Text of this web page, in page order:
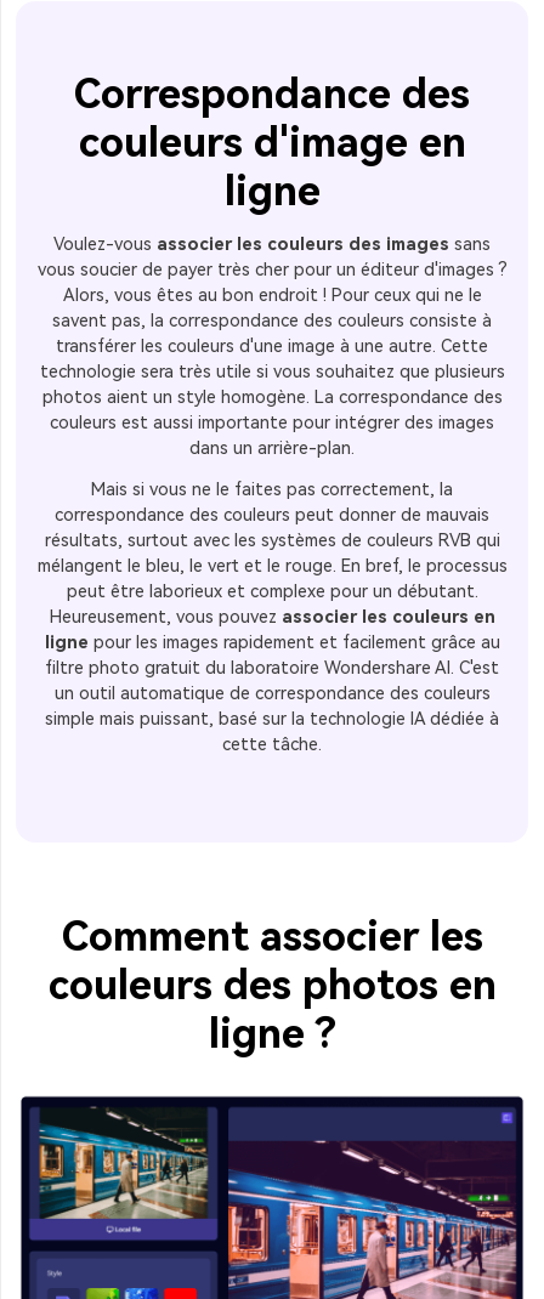
Correspondance des
couleurs d'image en
ligne
Voulez-vous associer les couleurs des images sans
vous soucier de payer très cher pour un éditeur d'images ?
Alors, vous êtes au bon endroit ! Pour ceux qui ne le
savent pas, la correspondance des couleurs consiste à
transférer les couleurs d'une image à une autre. Cette
technologie sera très utile si vous souhaitez que plusieurs
photos aient un style homogène. La correspondance des
couleurs est aussi importante pour intégrer des images
dans un arrière-plan.
Mais si vous ne le faites pas correctement, la
correspondance des couleurs peut donner de mauvais
résultats, surtout avec les systèmes de couleurs RVB qui
mélangent le bleu, le vert et le rouge. En bref, le processus
peut être laborieux et complexe pour un débutant.
Heureusement, vous pouvez associer les couleurs en
ligne pour les images rapidement et facilement grâce au
filtre photo gratuit du laboratoire Wondershare AI. C'est
un outil automatique de correspondance des couleurs
simple mais puissant, basé sur la technologie IA dédiée à
cette tâche.
Comment associer les
couleurs des photos en
ligne ?